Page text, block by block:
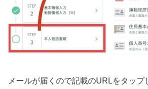
メールが届くので記載のURLをタップ